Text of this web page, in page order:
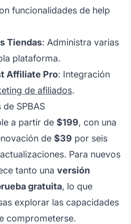
funcionalidades de help
Tiendas: Administra varias
plataforma.
Affiliate Pro: Integración
de afiliados.
SPBAS
a partir de $199, con una
de $39 por seis
Para nuevos
tanto una versión
gratuita, lo que
explorar las capacidades
comprometerse.